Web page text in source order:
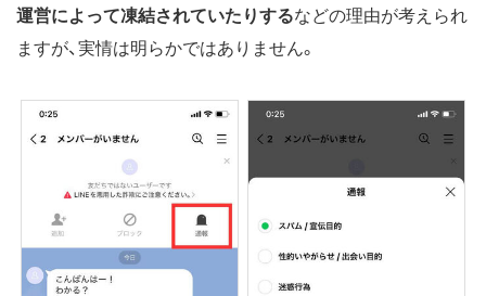
運営によって凍結されていたりするなどの理由が考えられ
ますが、実情は明らかではありません。